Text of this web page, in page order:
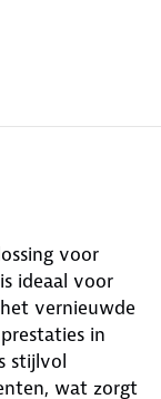
voor
ideaal voor
vernieuwde
in
stijlvol
wat zorgt